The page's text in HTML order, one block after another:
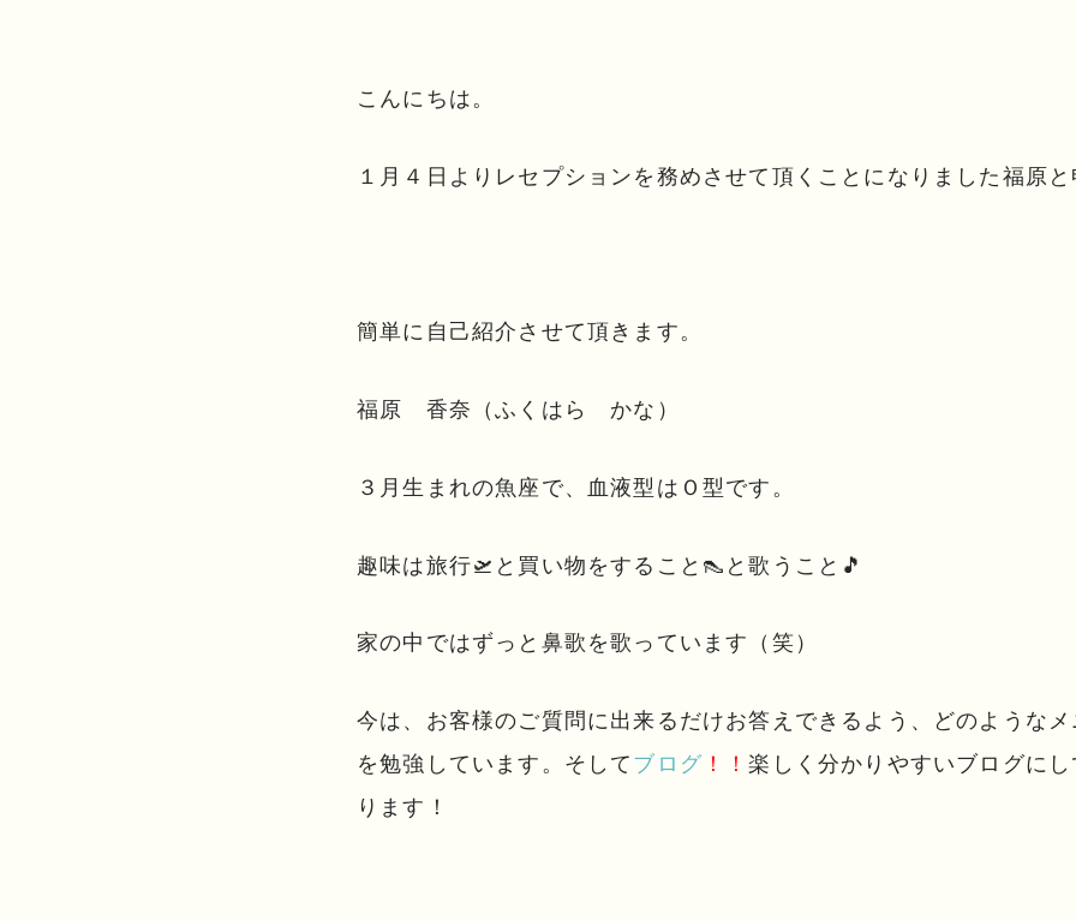
こんにちは。
１月４日よりレセプションを務めさせて頂くことになりました福原と
簡単に自己紹介させて頂きます。
福原 香奈（ふくはら かな）
３月生まれの魚座で、血液型はＯ型です。
趣味は旅行🛫と買い物をすること👠と歌うこと🎵
家の中ではずっと鼻歌を歌っています（笑）
今は、お客様のご質問に出来るだけお答えできるよう、どのような
を勉強しています。そしてブログ ！！楽しく分かりやすいブログに
ります！